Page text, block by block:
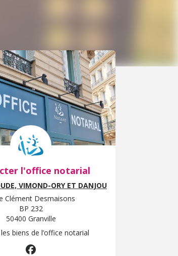
l'office notarial
VIMOND-ORY ET DANJOU
Clément Desmaisons
BP 232
50400 Granville
biens de l’office notarial